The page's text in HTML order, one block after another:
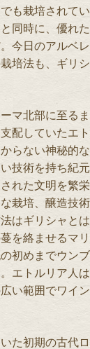
も栽培されて
同時に、優れ
今日のアルベ
培法も、ギリ
マ北部に至る
配していたエト
らない神秘的
技術を持ち紀
れた文明を繁
栽培、醸造技
はギリシャと
を絡ませるマ
初めまでウン
エトルリア人
い範囲でワイ
た初期の古代